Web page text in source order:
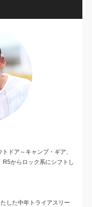
ドア～キャンプ・ギア、
からロック系にシフトし
した中年トライアスリー